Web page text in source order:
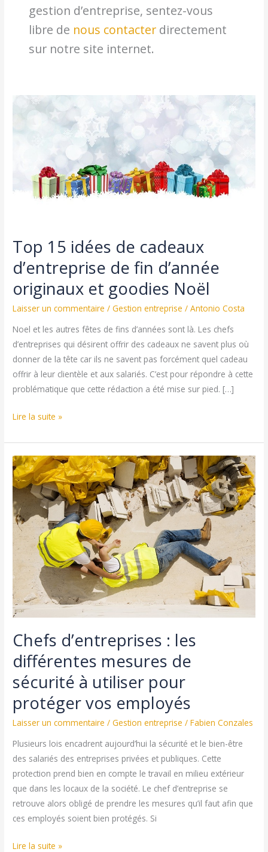
gestion d’entreprise, sentez-vous
libre de nous contacter directement
sur notre site internet.
Top 15 idées de cadeaux
d’entreprise de fin d’année
originaux et goodies Noël
Laisser un commentaire /Gestion entreprise /Antonio Costa
Noel et les autres fêtes de fins d’années sont là. Les chefs
d’entreprises qui désirent offrir des cadeaux ne savent plus où
donner de la tête car ils ne savent pas forcément quel cadeau
offrir à leur clientèle et aux salariés. C’est pour répondre à cette
problématique que cette rédaction a été mise sur pied. […]
Top
idées
de
cadeaux
d’entreprise
de
fin
d’année
originaux
goodies
Noël
Lire la suite »
Chefs d’entreprises : les
différentes mesures de
sécurité à utiliser pour
protéger vos employés
Laisser un commentaire /Gestion entreprise /Fabien Conzales
Plusieurs lois encadrent aujourd’hui la sécurité et le bien-être
des salariés des entreprises privées et publiques. Cette
protection prend bien en compte le travail en milieu extérieur
que dans les locaux de la société. Le chef d’entreprise se
retrouve alors obligé de prendre les mesures qu’il faut afin que
ces employés soient bien protégés. Si
Chefs
Lire la suite »